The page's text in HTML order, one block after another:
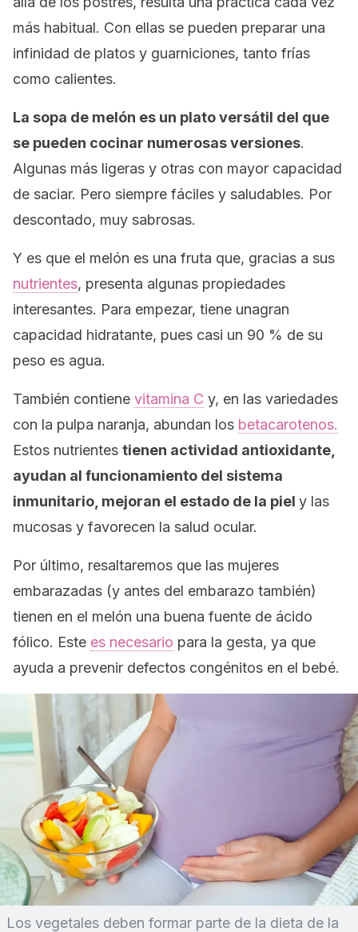
más habitual. Con ellas se pueden preparar una
infinidad de platos y guarniciones, tanto frías
como calientes.
La sopa de melón es un plato versátil del que
se pueden cocinar numerosas versiones.
Algunas más ligeras y otras con mayor capacidad
de saciar. Pero siempre fáciles y saludables. Por
descontado, muy sabrosas.
Y es que el melón es una fruta que, gracias a sus
nutrientes, presenta algunas propiedades
interesantes. Para empezar, tiene unagran
capacidad hidratante, pues casi un 90 % de su
peso es agua.
También contiene vitamina C y, en las variedades
con la pulpa naranja, abundan los betacarotenos.
Estos nutrientes tienen actividad antioxidante,
ayudan al funcionamiento del sistema
inmunitario, mejoran el estado de la piel y las
mucosas y favorecen la salud ocular.
Por último, resaltaremos que las mujeres
embarazadas (y antes del embarazo también)
tienen en el melón una buena fuente de ácido
fólico. Este es necesario para la gesta, ya que
ayuda a prevenir defectos congénitos en el bebé.
Los vegetales deben formar parte de la dieta de la